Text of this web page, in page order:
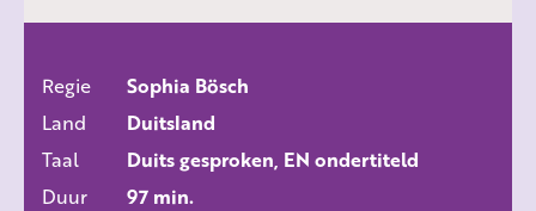
Regie
Sophia Bösch
Land
Duitsland
Taal
Duits gesproken, EN ondertiteld
Duur
97 min.